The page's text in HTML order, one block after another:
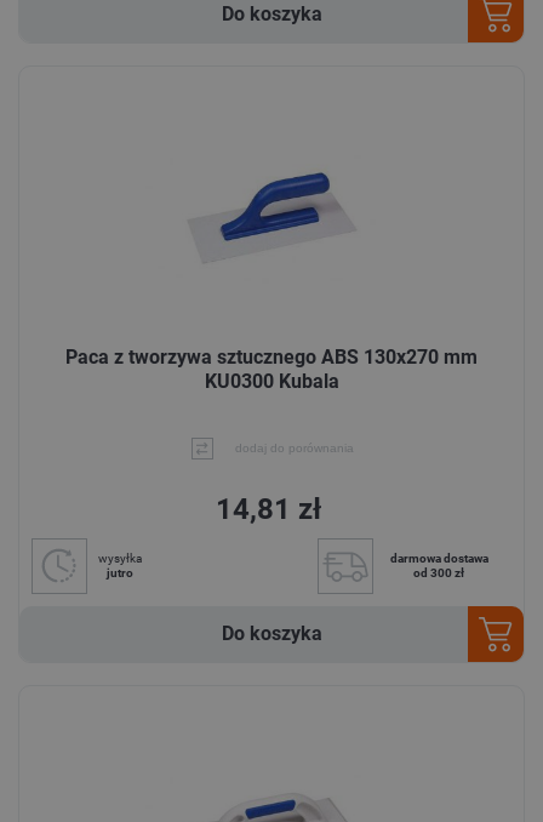
Do koszyka
Paca z tworzywa sztucznego ABS 130x270 mm
KU0300 Kubala
dodaj do porównania
14,81 zł
wysyłka
jutro
darmowa dostawa
od 300 zł
Do koszyka